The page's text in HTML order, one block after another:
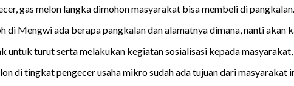
gas melon langka dimohon masyarakat bisa membeli di pangkalan.
Mengwi ada berapa pangkalan dan alamatnya dimana, nanti akan
turut serta melakukan kegiatan sosialisasi kepada
di tingkat pengecer usaha mikro sudah ada tujuan dari masyarakat